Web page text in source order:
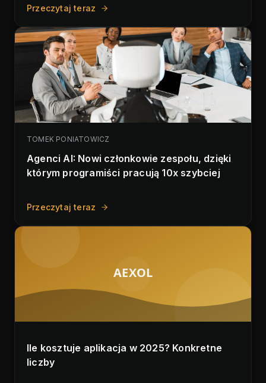
Przeczytaj teraz
TOMEK PONIATOWICZ
Agenci AI: Nowi członkowie zespołu, dzięki
którym programiści pracują 10x szybciej
Przeczytaj teraz
AEXOL
Ile kosztuje aplikacja w 2025? Konkretne
liczby